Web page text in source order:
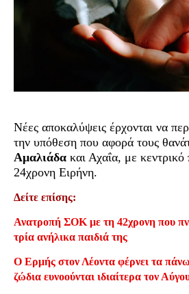
Νέες αποκαλύψεις έρχονται να
την υπόθεση που αφορά τους
Αμαλιάδα και Αχαΐα, με
24χρονη Ειρήνη.
Δείτε επίσης:
Ανατροπή ΣΟΚ με τη 42χρονη που
τρία ανήλικα παιδιά της
Ο Ερμής στον Λέοντα φέρνει τα
ζώδια ευνοούνται ιδιαίτερα τον